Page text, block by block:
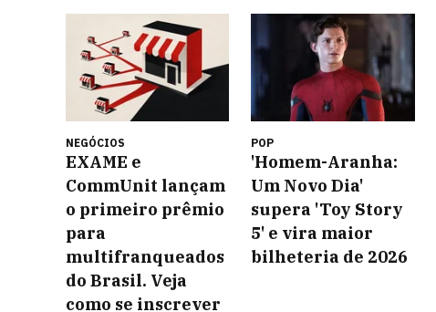
NEGÓCIOS
EXAME e
CommUnit lançam
o primeiro prêmio
para
multifranqueados
do Brasil. Veja
como se inscrever
POP
'Homem-Aranha:
Um Novo Dia'
supera 'Toy Story
5' e vira maior
bilheteria de 2026